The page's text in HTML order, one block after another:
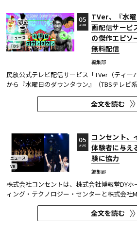
ニュース
TBS
TVer、『水
画配信サービ
の傑作エピソ
無料配信
編集部
05
AUG
民放公式テレビ配信サービス「TVer（ティー
から『水曜日のダウンタウン』（TBSテレビ
去に放送された傑作エピソード計12本を4か
ピソードが動画配信サービスで配信されるの
TVer
全文を読む
ニュース
VR
コンセント、
体験者に与え
験に協力
編集部
05
AUG
株式会社コンセントは、株式会社博報堂DY
ィング・テクノロジー・センターと株式会社
野角のImmersive Video（以下、イマーシブ
た心理実験に協力し、そのプレプリント論文
公開された。 本実験は、イマーシブビ
全文を読む